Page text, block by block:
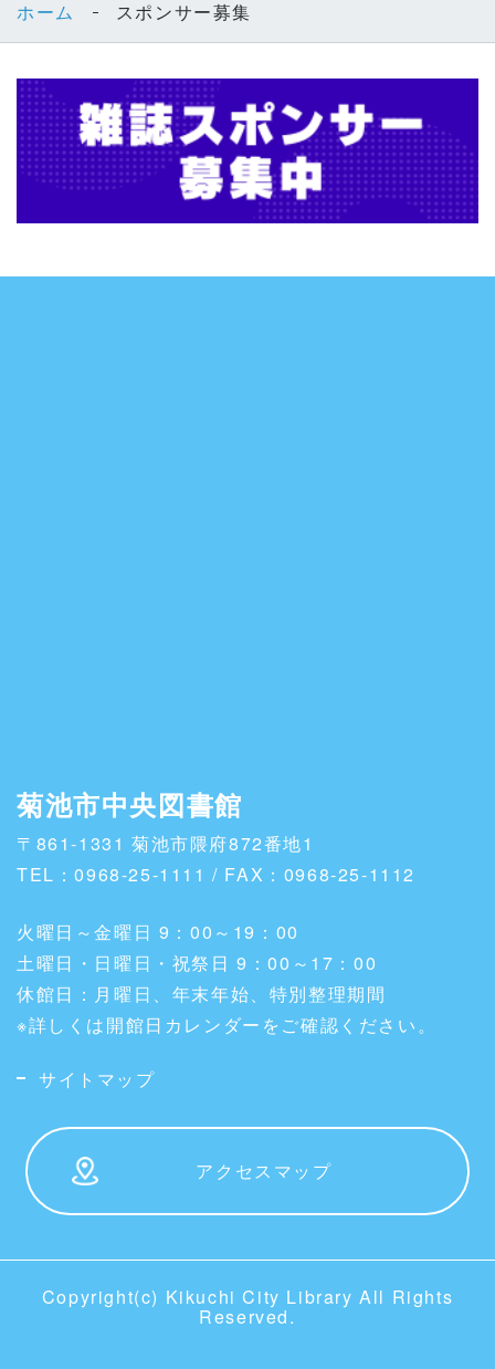
ホーム スポンサー募集
菊池市中央図書館
〒861-1331 菊池市隈府872番地1
TEL：0968-25-1111 / FAX：0968-25-1112
火曜日～金曜日 9：00～19：00
土曜日・日曜日・祝祭日 9：00～17：00
休館日：月曜日、年末年始、特別整理期間
※詳しくは開館日カレンダーをご確認ください。
サイトマップ
アクセスマップ
Copyright(c) Kikuchi City Library All Rights
Reserved.